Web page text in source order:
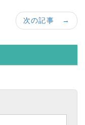
次の記事 →